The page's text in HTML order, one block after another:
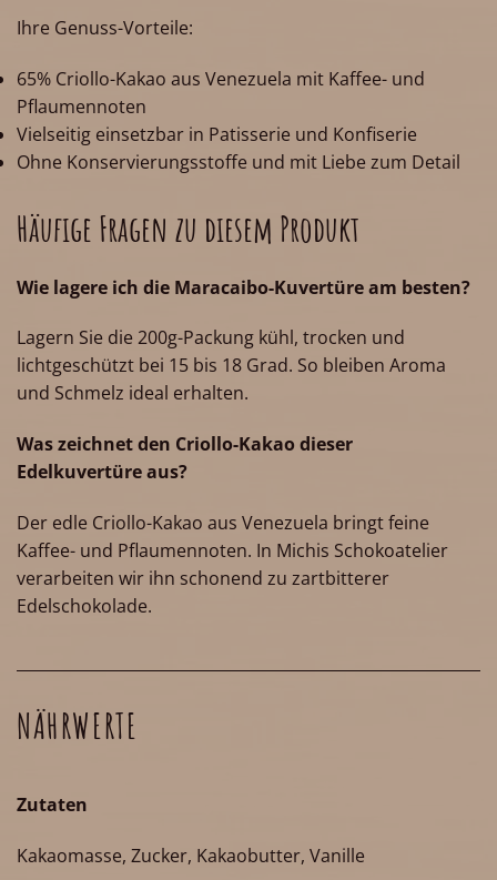
Ihre Genuss-Vorteile:
65% Criollo-Kakao aus Venezuela mit Kaffee- und
Pflaumennoten
Vielseitig einsetzbar in Patisserie und Konfiserie
Ohne Konservierungsstoffe und mit Liebe zum Detail
Häufige Fragen zu diesem Produkt
Wie lagere ich die Maracaibo-Kuvertüre am besten?
Lagern Sie die 200g-Packung kühl, trocken und
lichtgeschützt bei 15 bis 18 Grad. So bleiben Aroma
und Schmelz ideal erhalten.
Was zeichnet den Criollo-Kakao dieser
Edelkuvertüre aus?
Der edle Criollo-Kakao aus Venezuela bringt feine
Kaffee- und Pflaumennoten. In Michis Schokoatelier
verarbeiten wir ihn schonend zu zartbitterer
Edelschokolade.
NÄHRWERTE
Zutaten
Kakaomasse, Zucker, Kakaobutter, Vanille